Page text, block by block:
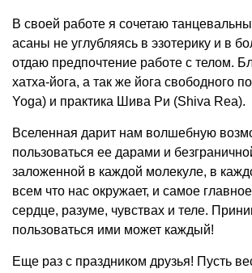
В своей работе я сочетаю
асаны не углубляясь в эзотерику и в
отдаю предпочтение работе с телом.
хатха-йога, а так же йога свободного
Yoga) и практика Шива Ри (Shiva Rea).
Вселенная дарит нам волшебную
пользоваться ее дарами и
заложенной в каждой молекуле, в
всем что нас окружает, и самое
сердце, разуме, чувствах и теле.
пользоваться ими может каждый!
Еще раз с праздником друзья! Пусть